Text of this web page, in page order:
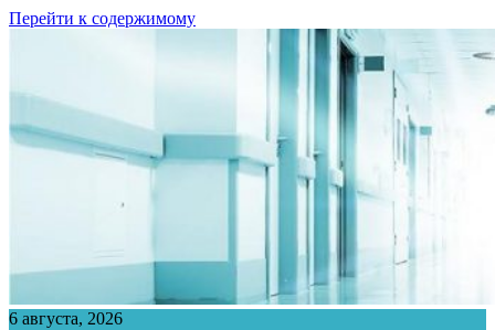
Перейти к содержимому
6 августа, 2026